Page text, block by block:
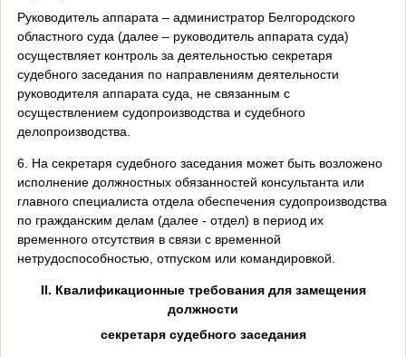
Руководитель аппарата – администратор Белгородского
областного суда (далее – руководитель аппарата суда)
осуществляет контроль за деятельностью секретаря
судебного заседания по направлениям деятельности
руководителя аппарата суда, не связанным с
осуществлением судопроизводства и судебного
делопроизводства.
6. На секретаря судебного заседания может быть возложено
исполнение должностных обязанностей консультанта или
главного специалиста отдела обеспечения судопроизводства
по гражданским делам (далее - отдел) в период их
временного отсутствия в связи с временной
нетрудоспособностью, отпуском или командировкой.
II. Квалификационные требования для замещения
должности
секретаря судебного заседания